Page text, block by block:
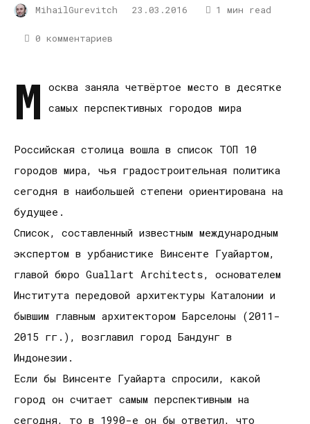
MihailGurevitch 23.03.2016 1 мин read
0 комментариев
М осква заняла четвёртое место в десятке
самых перспективных городов мира
Российская столица вошла в список ТОП 10
городов мира, чья градостроительная политика
сегодня в наибольшей степени ориентирована на
будущее.
Список, составленный известным международным
экспертом в урбанистике Винсенте Гуайартом,
главой бюро Guallart Architects, основателем
Института передовой архитектуры Каталонии и
бывшим главным архитектором Барселоны (2011-
2015 гг.), возглавил город Бандунг в
Индонезии.
Если бы Винсенте Гуайарта спросили, какой
город он считает самым перспективным на
сегодня, то в 1990-е он бы ответил, что